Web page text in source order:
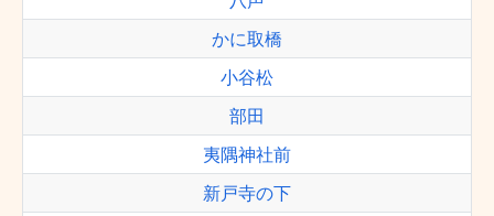
かに取橋
小谷松
部田
夷隅神社前
新戸寺の下